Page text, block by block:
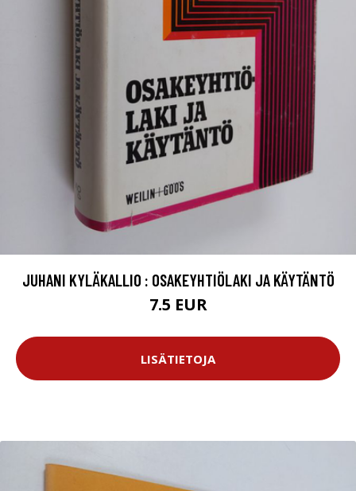
JUHANI KYLÄKALLIO : OSAKEYHTIÖLAKI JA KÄYTÄNTÖ
7.5 EUR
LISÄTIETOJA